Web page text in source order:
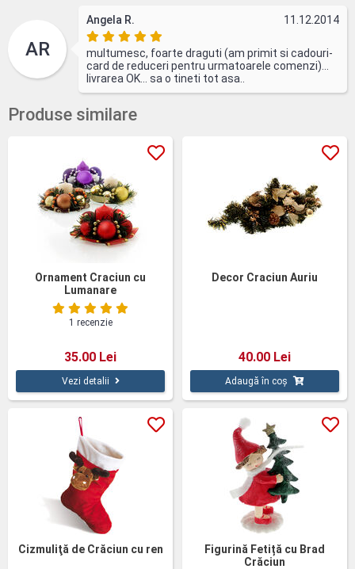
AR
Angela R. 11.12.2014
multumesc, foarte draguti (am primit si cadouri-
card de reduceri pentru urmatoarele comenzi)...
livrarea OK... sa o tineti tot asa..
Produse similare
Ornament Craciun cu
Lumanare
1 recenzie
35.00 Lei
Vezi detalii
Decor Craciun Auriu
40.00 Lei
Adaugă în coș
Cizmuliţă de Crăciun cu ren
Figurină Fetiță cu Brad
Crăciun